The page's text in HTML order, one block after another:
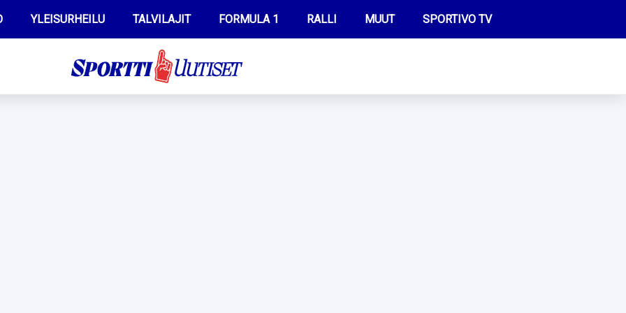
YLEISURHEILU TALVILAJIT FORMULA 1 RALLI MUUT SPORTIVO TV